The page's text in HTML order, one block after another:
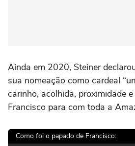
Ainda em 2020, Steiner
sua nomeação como cardeal
carinho, acolhida, proximidade
Francisco para com toda a
Como foi o papado de Francisco: